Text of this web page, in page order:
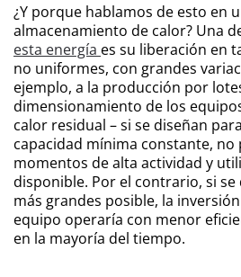
¿Y porque hablamos de esto en
almacenamiento de calor? Una
esta energía es su liberación en
no uniformes, con grandes
ejemplo, a la producción por
dimensionamiento de los
calor residual – si se diseñan
capacidad mínima constante,
momentos de alta actividad y
disponible. Por el contrario, si se
más grandes posible, la
equipo operaría con menor
en la mayoría del tiempo.